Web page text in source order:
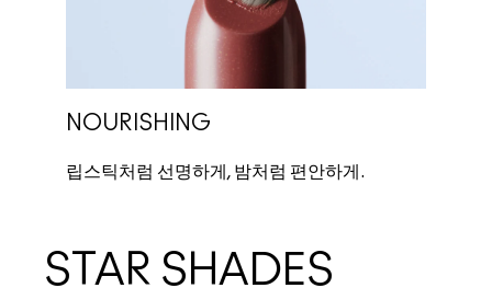
NOURISHING
립스틱처럼 선명하게, 밤처럼 편안하게.
STAR SHADES